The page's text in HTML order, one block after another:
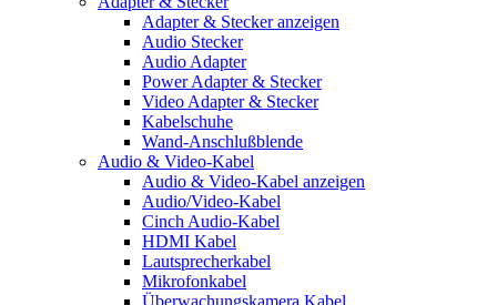
Adapter & Stecker anzeigen
Audio Stecker
Audio Adapter
Power Adapter & Stecker
Video Adapter & Stecker
Kabelschuhe
Wand-Anschlußblende
Audio & Video-Kabel
Audio & Video-Kabel anzeigen
Audio/Video-Kabel
Cinch Audio-Kabel
HDMI Kabel
Lautsprecherkabel
Mikrofonkabel
Überwachungskamera Kabel